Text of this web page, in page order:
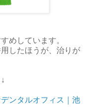
めしています。
したほうが、治りが
ンタルオフィス｜池